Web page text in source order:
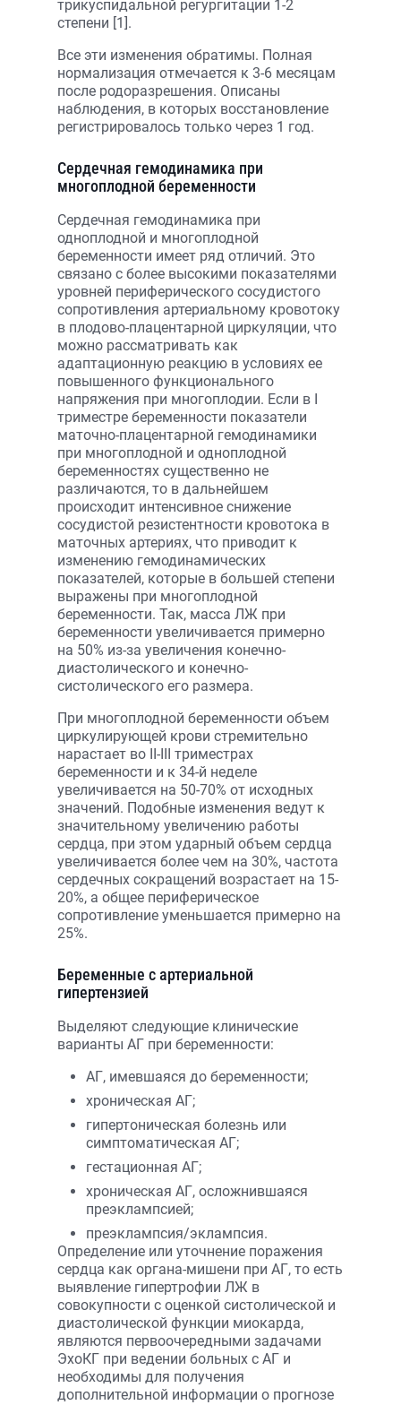
трикуспидальной регургитации 1-2
степени [1].
Все эти изменения обратимы. Полная
нормализация отмечается к 3-6 месяцам
после родоразрешения. Описаны
наблюдения, в которых восстановление
регистрировалось только через 1 год.
Сердечная гемодинамика при
многоплодной беременности
Сердечная гемодинамика при
одноплодной и многоплодной
беременности имеет ряд отличий. Это
связано с более высокими показателями
уровней периферического сосудистого
сопротивления артериальному кровотоку
в плодово-плацентарной циркуляции, что
можно рассматривать как
адаптационную реакцию в условиях ее
повышенного функционального
напряжения при многоплодии. Если в I
триместре беременности показатели
маточно-плацентарной гемодинамики
при многоплодной и одноплодной
беременностях существенно не
различаются, то в дальнейшем
происходит интенсивное снижение
сосудистой резистентности кровотока в
маточных артериях, что приводит к
изменению гемодинамических
показателей, которые в большей степени
выражены при многоплодной
беременности. Так, масса ЛЖ при
беременности увеличивается примерно
на 50% из-за увеличения конечно-
диастолического и конечно-
систолического его размера.
При многоплодной беременности объем
циркулирующей крови стремительно
нарастает во II-III триместрах
беременности и к 34-й неделе
увеличивается на 50-70% от исходных
значений. Подобные изменения ведут к
значительному увеличению работы
сердца, при этом ударный объем сердца
увеличивается более чем на 30%, частота
сердечных сокращений возрастает на 15-
20%, а общее периферическое
сопротивление уменьшается примерно на
25%.
Беременные с артериальной
гипертензией
Выделяют следующие клинические
варианты АГ при беременности:
АГ, имевшаяся до беременности;
хроническая АГ;
гипертоническая болезнь или
симптоматическая АГ;
гестационная АГ;
хроническая АГ, осложнившаяся
преэклампсией;
преэклампсия/эклампсия.
Определение или уточнение поражения
сердца как органа-мишени при АГ, то есть
выявление гипертрофии ЛЖ в
совокупности с оценкой систолической и
диастолической функции миокарда,
являются первоочередными задачами
ЭхоКГ при ведении больных с АГ и
необходимы для получения
дополнительной информации о прогнозе